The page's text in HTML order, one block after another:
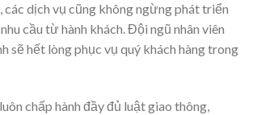
dịch vụ cũng không ngừng phát triển
cầu từ hành khách. Đội ngũ nhân viên
sẽ hết lòng phục vụ quý khách hàng trong
chấp hành đầy đủ luật giao thông,